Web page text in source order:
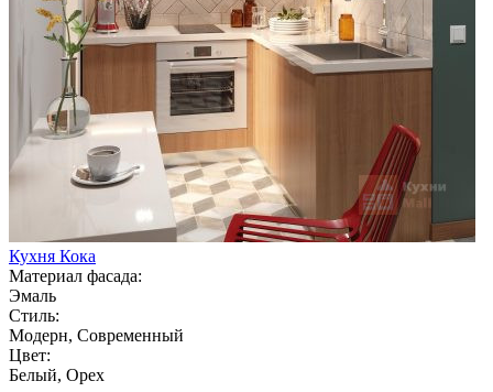
Кухня Кока
Материал фасада:
Эмаль
Стиль:
Модерн, Современный
Цвет:
Белый, Орех